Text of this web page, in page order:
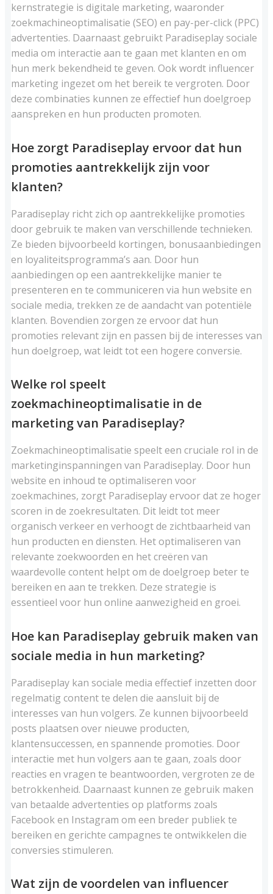
kernstrategie is digitale marketing, waaronder
zoekmachineoptimalisatie (SEO) en pay-per-click (PPC)
advertenties. Daarnaast gebruikt Paradiseplay sociale
media om interactie aan te gaan met klanten en om
hun merk bekendheid te geven. Ook wordt influencer
marketing ingezet om het bereik te vergroten. Door
deze combinaties kunnen ze effectief hun doelgroep
aanspreken en hun producten promoten.
Hoe zorgt Paradiseplay ervoor dat hun
promoties aantrekkelijk zijn voor
klanten?
Paradiseplay richt zich op aantrekkelijke promoties
door gebruik te maken van verschillende technieken.
Ze bieden bijvoorbeeld kortingen, bonusaanbiedingen
en loyaliteitsprogramma’s aan. Door hun
aanbiedingen op een aantrekkelijke manier te
presenteren en te communiceren via hun website en
sociale media, trekken ze de aandacht van potentiële
klanten. Bovendien zorgen ze ervoor dat hun
promoties relevant zijn en passen bij de interesses van
hun doelgroep, wat leidt tot een hogere conversie.
Welke rol speelt
zoekmachineoptimalisatie in de
marketing van Paradiseplay?
Zoekmachineoptimalisatie speelt een cruciale rol in de
marketinginspanningen van Paradiseplay. Door hun
website en inhoud te optimaliseren voor
zoekmachines, zorgt Paradiseplay ervoor dat ze hoger
scoren in de zoekresultaten. Dit leidt tot meer
organisch verkeer en verhoogt de zichtbaarheid van
hun producten en diensten. Het optimaliseren van
relevante zoekwoorden en het creëren van
waardevolle content helpt om de doelgroep beter te
bereiken en aan te trekken. Deze strategie is
essentieel voor hun online aanwezigheid en groei.
Hoe kan Paradiseplay gebruik maken van
sociale media in hun marketing?
Paradiseplay kan sociale media effectief inzetten door
regelmatig content te delen die aansluit bij de
interesses van hun volgers. Ze kunnen bijvoorbeeld
posts plaatsen over nieuwe producten,
klantensuccessen, en spannende promoties. Door
interactie met hun volgers aan te gaan, zoals door
reacties en vragen te beantwoorden, vergroten ze de
betrokkenheid. Daarnaast kunnen ze gebruik maken
van betaalde advertenties op platforms zoals
Facebook en Instagram om een breder publiek te
bereiken en gerichte campagnes te ontwikkelen die
conversies stimuleren.
Wat zijn de voordelen van influencer